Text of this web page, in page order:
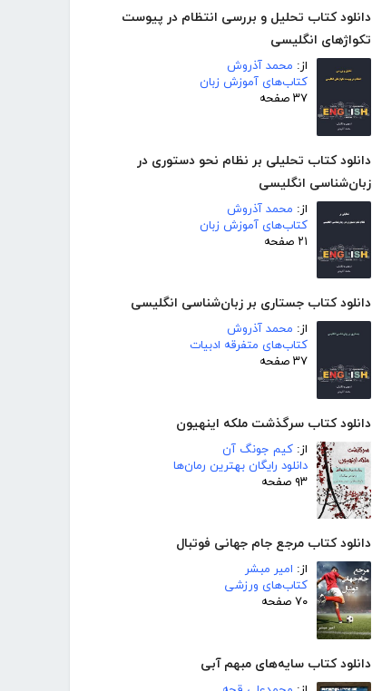
دانلود کتاب تحلیل و بررسی انتظام در پیوست
تکواژهای انگلیسی
از: محمد آذروش
کتاب‌های آموزش زبان
۳۷ صفحه
دانلود کتاب تحلیلی بر نظام نحو دستوری در
زبان‌شناسی انگلیسی
از: محمد آذروش
کتاب‌های آموزش زبان
۲۱ صفحه
دانلود کتاب جستاری بر زبان‌شناسی انگلیسی
از: محمد آذروش
کتاب‌های متفرقه ادبیات
۳۷ صفحه
دانلود کتاب سرگذشت ملکه اینهیون
از: کیم جونگ آن
دانلود رایگان بهترین رمان‌ها
۹۳ صفحه
دانلود کتاب مرجع جام جهانی فوتبال
از: امیر مبشر
کتاب‌های ورزشی
۷۰ صفحه
دانلود کتاب سایه‌های مبهم آبی